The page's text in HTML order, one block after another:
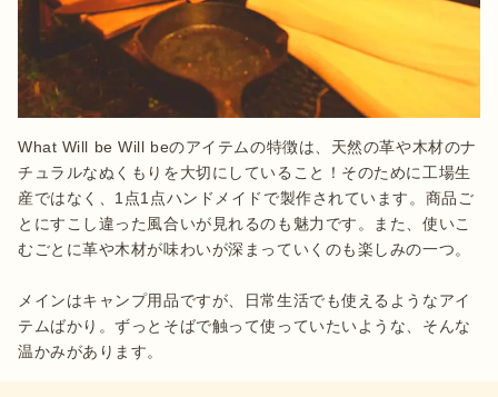
What Will be Will beのアイテムの特徴は、天然の革や木材のナ
チュラルなぬくもりを大切にしていること！そのために工場生
産ではなく、1点1点ハンドメイドで製作されています。商品ご
とにすこし違った風合いが見れるのも魅力です。また、使いこ
むごとに革や木材が味わいが深まっていくのも楽しみの一つ。
メインはキャンプ用品ですが、日常生活でも使えるようなアイ
テムばかり。ずっとそばで触って使っていたいような、そんな
温かみがあります。